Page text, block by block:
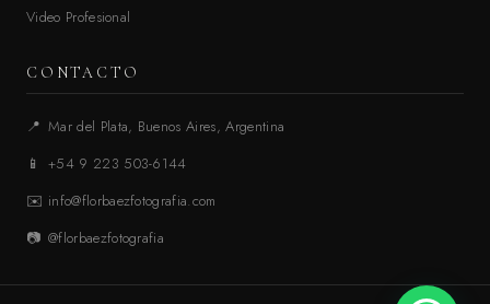
Video Profesional
CONTACTO
📍 Mar del Plata, Buenos Aires, Argentina
📱
+54 9 223 503-6144
✉️ info@florbaezfotografia.com
📷 @florbaezfotografia